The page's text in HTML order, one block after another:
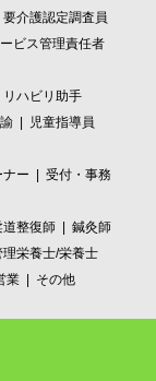
要介護認定調査員
ビス管理責任者
リハビリ助手
児童指導員
ナー
受付・事務
道整復師
鍼灸師
理栄養士/栄養士
業 その他